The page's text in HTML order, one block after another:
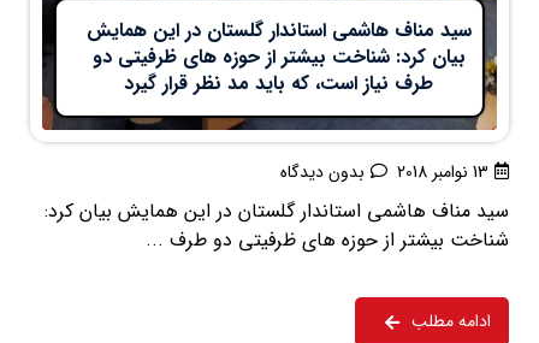
سید مناف هاشمی استاندار گلستان در این همایش
بیان کرد: شناخت بیشتر از حوزه های ظرفیتی دو
طرف نیاز است، که باید مد نظر قرار گیرد
13 نوامبر 2018 بدون دیدگاه
سید مناف هاشمی استاندار گلستان در این همایش بیان کرد:
شناخت بیشتر از حوزه های ظرفیتی دو طرف ...
ادامه مطلب